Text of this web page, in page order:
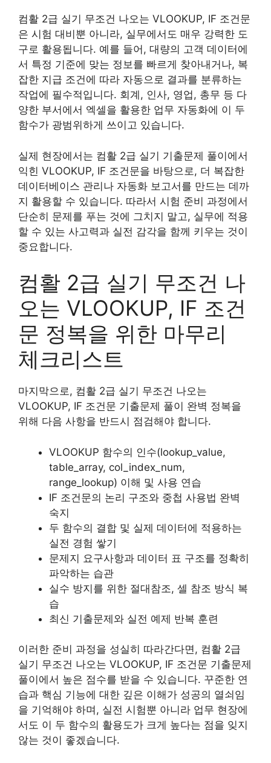
컴활 2급 실기 무조건 나오는 VLOOKUP, IF 조건문
은 시험 대비뿐 아니라, 실무에서도 매우 강력한 도
구로 활용됩니다. 예를 들어, 대량의 고객 데이터에
서 특정 기준에 맞는 정보를 빠르게 찾아내거나, 복
잡한 지급 조건에 따라 자동으로 결과를 분류하는
작업에 필수적입니다. 회계, 인사, 영업, 총무 등 다
양한 부서에서 엑셀을 활용한 업무 자동화에 이 두
함수가 광범위하게 쓰이고 있습니다.
실제 현장에서는 컴활 2급 실기 기출문제 풀이에서
익힌 VLOOKUP, IF 조건문을 바탕으로, 더 복잡한
데이터베이스 관리나 자동화 보고서를 만드는 데까
지 활용할 수 있습니다. 따라서 시험 준비 과정에서
단순히 문제를 푸는 것에 그치지 말고, 실무에 적용
할 수 있는 사고력과 실전 감각을 함께 키우는 것이
중요합니다.
컴활 2급 실기 무조건 나
오는 VLOOKUP, IF 조건
문 정복을 위한 마무리
체크리스트
마지막으로, 컴활 2급 실기 무조건 나오는
VLOOKUP, IF 조건문 기출문제 풀이 완벽 정복을
위해 다음 사항을 반드시 점검해야 합니다.
VLOOKUP 함수의 인수(lookup_value,
table_array, col_index_num,
range_lookup) 이해 및 사용 연습
IF 조건문의 논리 구조와 중첩 사용법 완벽
숙지
두 함수의 결합 및 실제 데이터에 적용하는
실전 경험 쌓기
문제지 요구사항과 데이터 표 구조를 정확히
파악하는 습관
실수 방지를 위한 절대참조, 셀 참조 방식 복
습
최신 기출문제와 실전 예제 반복 훈련
이러한 준비 과정을 성실히 따라간다면, 컴활 2급
실기 무조건 나오는 VLOOKUP, IF 조건문 기출문제
풀이에서 높은 점수를 받을 수 있습니다. 꾸준한 연
습과 핵심 기능에 대한 깊은 이해가 성공의 열쇠임
을 기억해야 하며, 실전 시험뿐 아니라 업무 현장에
서도 이 두 함수의 활용도가 크게 높다는 점을 잊지
않는 것이 좋겠습니다.